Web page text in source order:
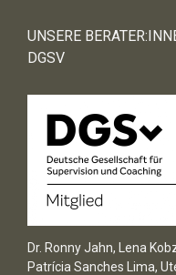
UNSERE
DGSV
Dr. Ronny Jahn, Lena
Patrícia Sanches Lima,